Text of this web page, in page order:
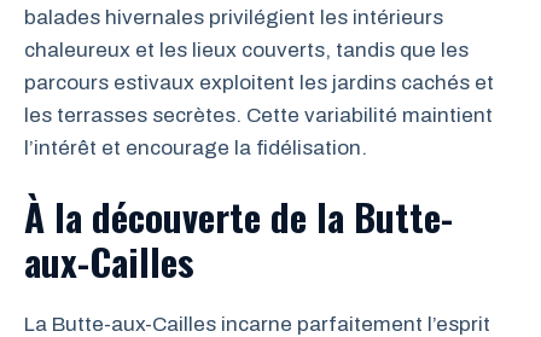
balades hivernales privilégient les intérieurs
chaleureux et les lieux couverts, tandis que les
parcours estivaux exploitent les jardins cachés et
les terrasses secrètes. Cette variabilité maintient
l’intérêt et encourage la fidélisation.
À la découverte de la Butte-
aux-Cailles
La Butte-aux-Cailles incarne parfaitement l’esprit